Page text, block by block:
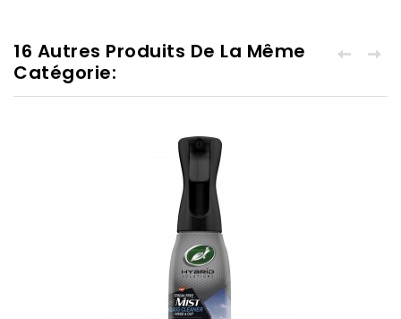
16 Autres Produits De La Même
Catégorie: